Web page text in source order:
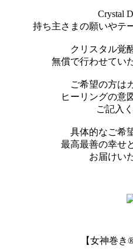
Crystal
持ち主さまの願いやテ
クリスタル覚
無償で行わせてい
ご希望の方は
ヒーリングの意
ご記入
具体的なご希
最高最善の幸せ
お届けい
【女神巻き